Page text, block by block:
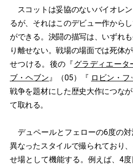
スコットは妥協のないバイオレ
るが、それはこのデビュー作から
ができる。決闘の描写は、いずれ
り離せない。戦場の場面では死体
せつける。後の『グラディエータ
ブ・ヘブン』（05）『 ロビン・フ
戦争を題材にした歴史大作につな
て取れる。
デュペールとフェローの6度の対
異なったスタイルで撮られており
せ場として機能する。例えば、4